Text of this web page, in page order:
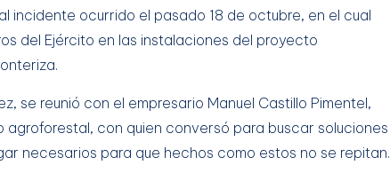
incidente ocurrido el pasado 18 de octubre, en el cual
del Ejército en las instalaciones del proyecto
se reunió con el empresario Manuel Castillo Pimentel,
con quien conversó para buscar soluciones
necesarios para que hechos como estos no se repitan.